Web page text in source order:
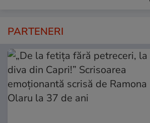
PARTENERI